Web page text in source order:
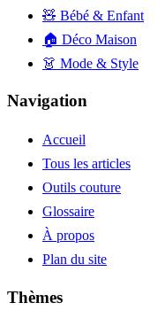
🧸 Bébé & Enfant
🏠 Déco Maison
👗 Mode & Style
Navigation
Accueil
Tous les articles
Outils couture
Glossaire
À propos
Plan du site
Thèmes